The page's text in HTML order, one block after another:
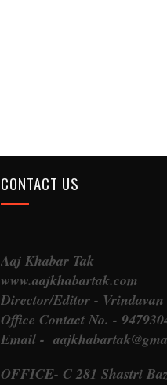
CONTACT US
Aaj Khabar Tak
www.aajkhabartak.com
Director/Editor - Vrindavan
Office Contact No. -
Email -
OFFICE- C 281 Shastri